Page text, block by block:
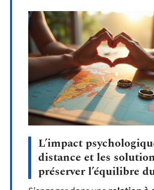
L’impact
distance et les
préserver l’équilibre